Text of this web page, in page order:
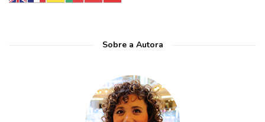
Sobre a Autora